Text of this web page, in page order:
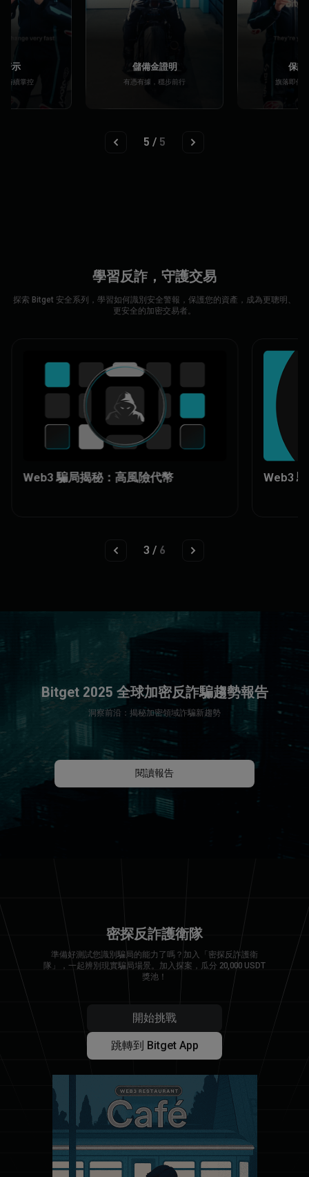
警示
持續掌控
儲備金證明
有憑有據，穩步前行
保護
旗落即停
5 / 5
學習反詐，守護交易
探索 Bitget 安全系列，學習如何識別安全警報，保護您的資產，成為更聰明、
更安全的加密交易者。
Web3 騙局揭秘：高風險代幣 Web3
3 / 6
Bitget 2025 全球加密反詐騙趨勢報告
洞察前沿：揭秘加密領域詐騙新趨勢
閱讀報告
密探反詐護衛隊
準備好測試您識別騙局的能力了嗎？加入「密探反詐護衛
隊」，一起辨別現實騙局場景。加入探案，瓜分 20,000 USDT
獎池！
開始挑戰
跳轉到 Bitget App